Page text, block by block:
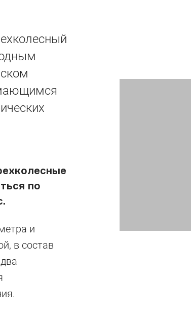
по
и
в состав